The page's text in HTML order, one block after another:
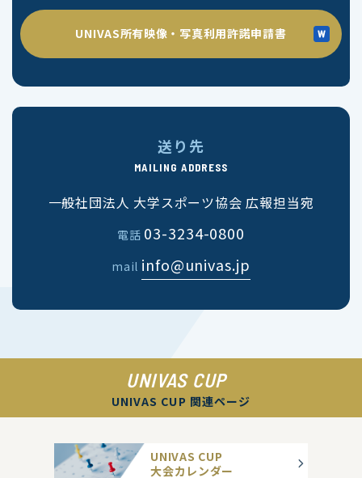
UNIVAS所有映像・写真利用許諾申請書
送り先
MAILING ADDRESS
一般社団法人 大学スポーツ協会 広報担当宛
電話 03-3234-0800
mail info@univas.jp
UNIVAS CUP
UNIVAS CUP 関連ページ
UNIVAS CUP
大会カレンダー